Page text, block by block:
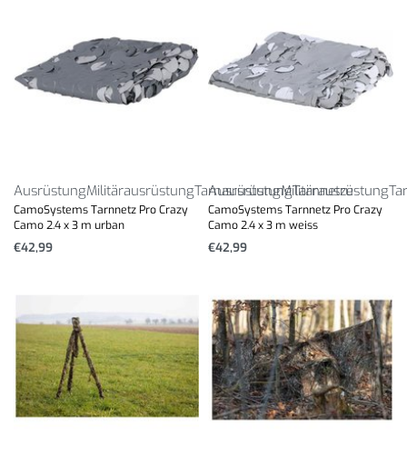
AusrüstungMilitärausrüstungTarnausrüstungTarnnetze
CamoSystems Tarnnetz Pro Crazy
Camo 2.4 x 3 m urban
€42,99
AusrüstungMilitärausrüstung
CamoSystems Tarnnetz Pro Crazy
Camo 2.4 x 3 m weiss
€42,99